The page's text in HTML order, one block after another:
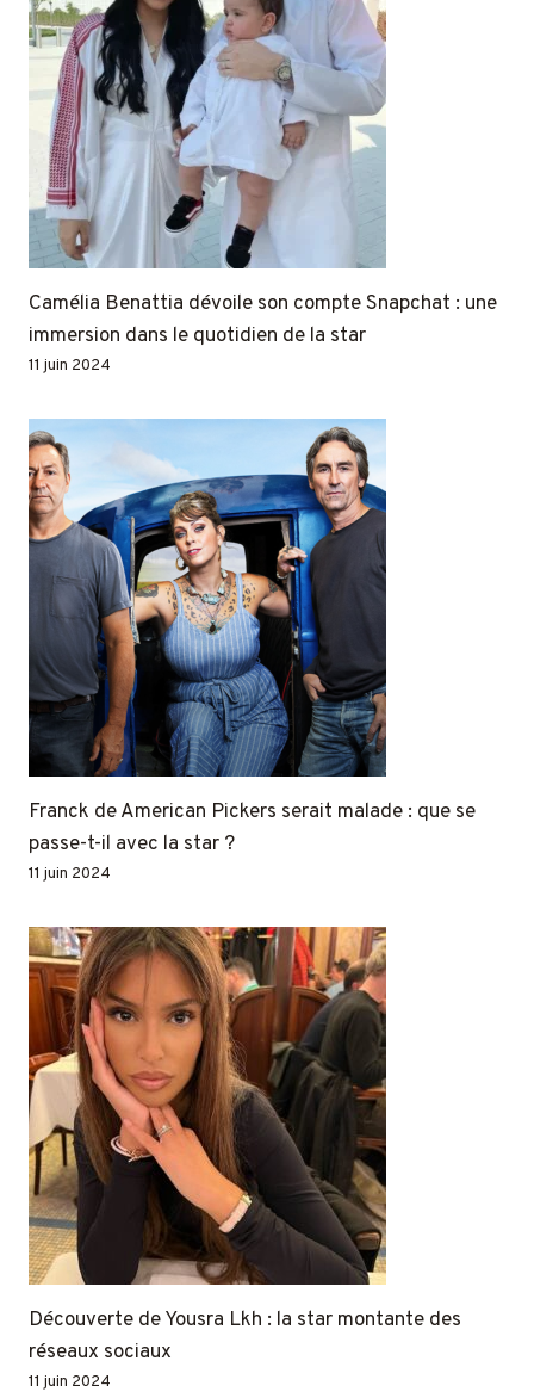
Camélia Benattia dévoile son compte Snapchat : une
immersion dans le quotidien de la star
11 juin 2024
Franck de American Pickers serait malade : que se
passe-t-il avec la star ?
11 juin 2024
Découverte de Yousra Lkh : la star montante des
réseaux sociaux
11 juin 2024